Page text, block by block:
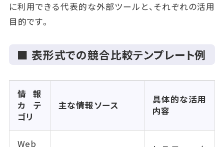
に利用できる代表的な外部ツールと、それぞれの活用
目的です。
■ 表形式での競合比較テンプレート例
情報
カテ
ゴリ
主な情報ソース
具体的な活用
内容
Web